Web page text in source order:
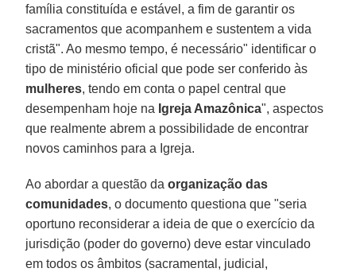
família constituída e estável, a fim de garantir os
sacramentos que acompanhem e sustentem a vida
cristã". Ao mesmo tempo, é necessário" identificar o
tipo de ministério oficial que pode ser conferido às
mulheres, tendo em conta o papel central que
desempenham hoje na Igreja Amazônica", aspectos
que realmente abrem a possibilidade de encontrar
novos caminhos para a Igreja.
Ao abordar a questão daorganização das
comunidades, o documento questiona que "seria
oportuno reconsiderar a ideia de que o exercício da
jurisdição (poder do governo) deve estar vinculado
em todos os âmbitos (sacramental, judicial,